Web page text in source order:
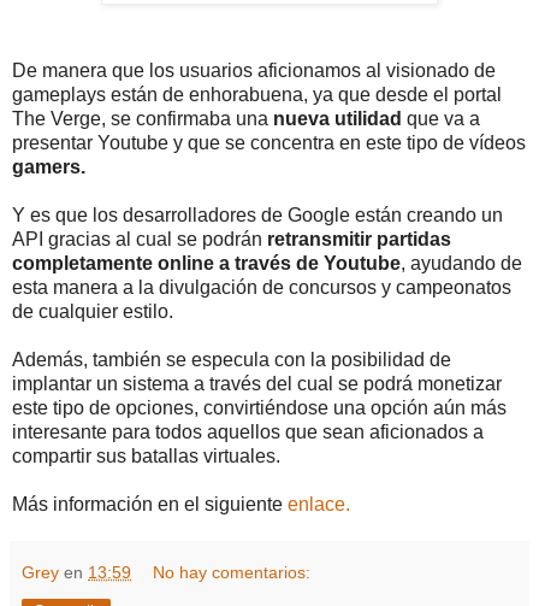
De manera que los usuarios aficionamos al visionado de
gameplays están de enhorabuena, ya que desde el portal
The Verge, se confirmaba una nueva utilidad que va a
presentar Youtube y que se concentra en este tipo de vídeos
gamers.
Y es que los desarrolladores de Google están creando un
API gracias al cual se podrán retransmitir partidas
completamente online a través de Youtube, ayudando de
esta manera a la divulgación de concursos y campeonatos
de cualquier estilo.
Además, también se especula con la posibilidad de
implantar un sistema a través del cual se podrá monetizar
este tipo de opciones, convirtiéndose una opción aún más
interesante para todos aquellos que sean aficionados a
compartir sus batallas virtuales.
Más información en el siguiente enlace.
Grey en 13:59 No hay comentarios: